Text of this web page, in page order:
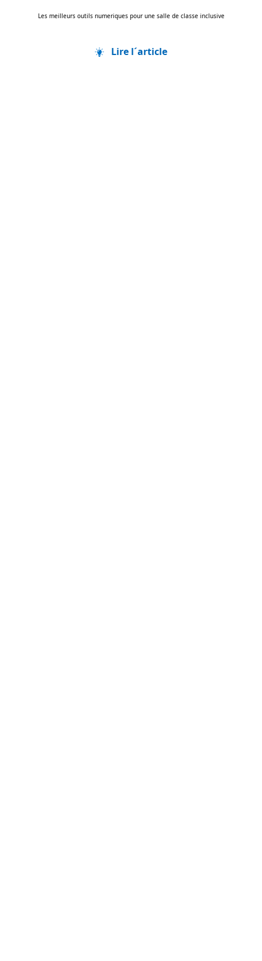
Les meilleurs outils numeriques pour une salle de classe inclusive
Lire l´article